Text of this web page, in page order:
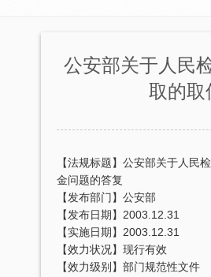
公安部关于人民
取的取
【法规标题】公安部关于人民
金问题的答复
【发布部门】公安部
【发布日期】2003.12.31
【实施日期】2003.12.31
【效力状况】现行有效
【效力级别】部门规范性文件